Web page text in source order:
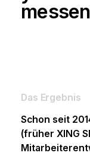
Das Ergebnis
Schon seit
(früher XING